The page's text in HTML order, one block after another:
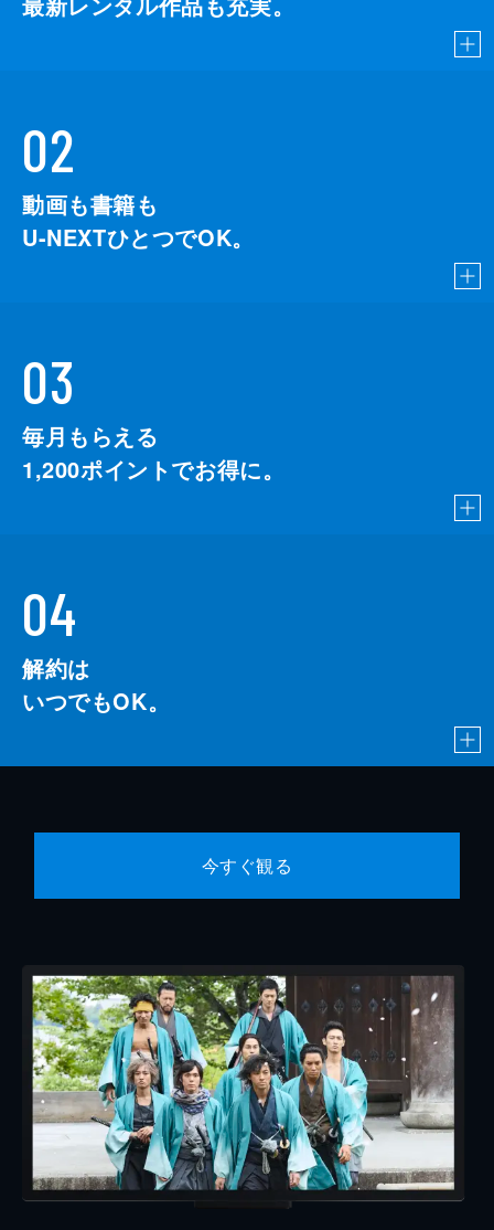
02
動画も書籍も
U-NEXTひとつでOK。
03
毎月もらえる
1,200ポイントでお得に。
04
解約は
いつでもOK。
今すぐ観る